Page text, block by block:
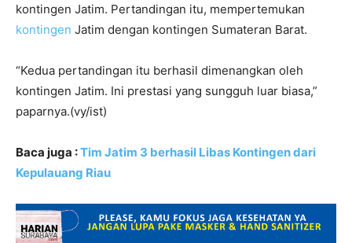
kontingen Jatim. Pertandingan itu, mempertemukan
kontingen Jatim dengan kontingen Sumateran Barat.
“Kedua pertandingan itu berhasil dimenangkan oleh
kontingen Jatim. Ini prestasi yang sungguh luar biasa,”
paparnya.(vy/ist)
Baca juga :Tim Jatim 3 berhasil Libas Kontingen dari
Kepulauang Riau